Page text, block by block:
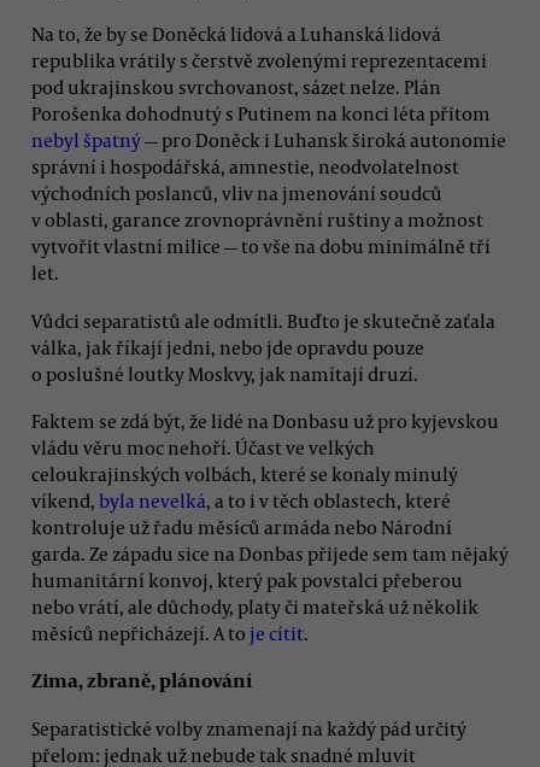
Na to, že by se Doněcká lidová a Luhanská lidová
republika vrátily s čerstvě zvolenými reprezentacemi
pod ukrajinskou svrchovanost, sázet nelze. Plán
Porošenka dohodnutý s Putinem na konci léta přitom
nebyl špatný— pro Doněck i Luhansk široká autonomie
správní i hospodářská, amnestie, neodvolatelnost
východních poslanců, vliv na jmenování soudců
v oblasti, garance zrovnoprávnění ruštiny a možnost
vytvořit vlastní milice — to vše na dobu minimálně tří
let.
Vůdci separatistů ale odmítli. Buďto je skutečně zaťala
válka, jak říkají jedni, nebo jde opravdu pouze
o poslušné loutky Moskvy, jak namítají druzí.
Faktem se zdá být, že lidé na Donbasu už pro kyjevskou
vládu věru moc nehoří. Účast ve velkých
celoukrajinských volbách, které se konaly minulý
víkend, byla nevelká, a to i v těch oblastech, které
kontroluje už řadu měsíců armáda nebo Národní
garda. Ze západu sice na Donbas přijede sem tam nějaký
humanitární konvoj, který pak povstalci přeberou
nebo vrátí, ale důchody, platy či mateřská už několik
měsíců nepřicházejí. A to je cítit.
Zima, zbraně, plánování
Separatistické volby znamenají na každý pád určitý
přelom: jednak už nebude tak snadné mluvit